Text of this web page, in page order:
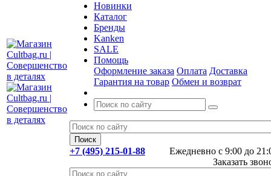
Новинки
Каталог
Бренды
Kanken
SALE
Помощь
Оформление заказа Оплата Доставка
Гарантия на товар Обмен и возврат
Ежедневно с 9:00 до
+7 (495) 215-01-88
Заказать